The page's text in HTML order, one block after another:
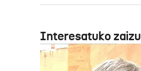
Interesatuko zaizu